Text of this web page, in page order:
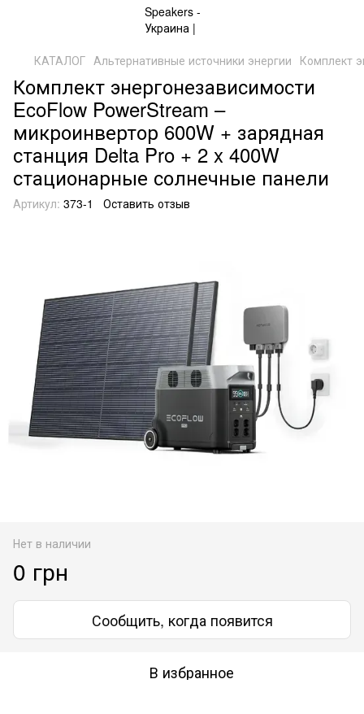
КАТАЛОГ Альтернативные источники энергии Комплект
Комплект энергонезависимости
EcoFlow PowerStream –
микроинвертор 600W + зарядная
станция Delta Pro + 2 x 400W
стационарные солнечные панели
Артикул: 373-1 Оставить отзыв
Нет в наличии
0 грн
Сообщить, когда появится
В избранное